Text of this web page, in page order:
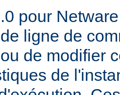
pour
ligne de
de modifier
de